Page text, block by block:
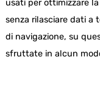
usati per ottimizzare
senza rilasciare dati a
di navigazione, su
sfruttate in alcun